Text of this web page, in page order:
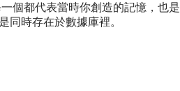
都代表當時你創造的記憶，也
時存在於數據庫裡。​